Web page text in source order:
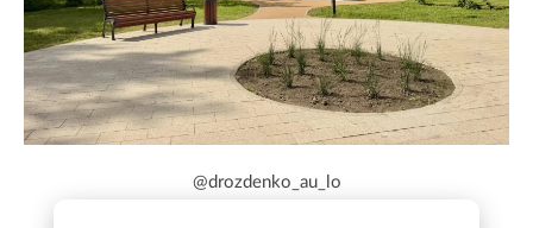
@drozdenko_au_lo